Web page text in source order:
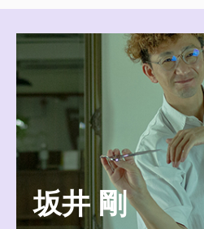
坂井 剛